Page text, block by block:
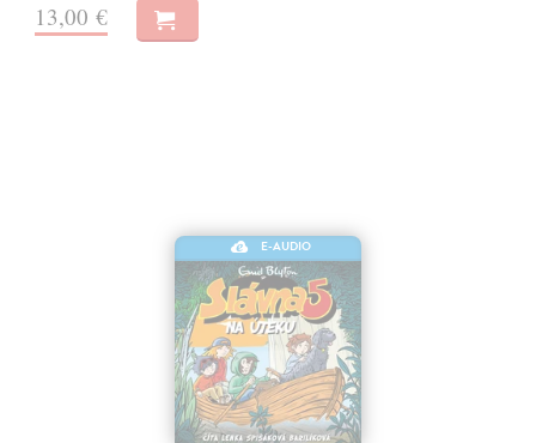
13,00 €
E-AUDIO